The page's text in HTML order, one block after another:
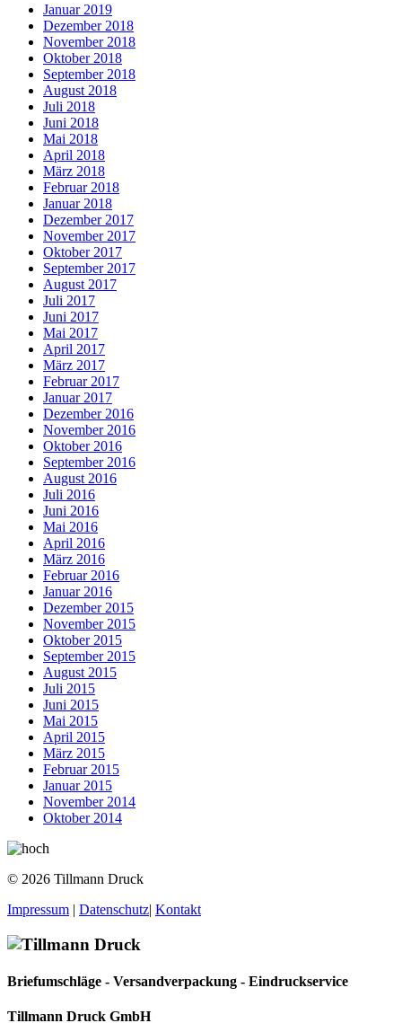
Januar 2019
Dezember 2018
November 2018
Oktober 2018
September 2018
August 2018
Juli 2018
Juni 2018
Mai 2018
April 2018
März 2018
Februar 2018
Januar 2018
Dezember 2017
November 2017
Oktober 2017
September 2017
August 2017
Juli 2017
Juni 2017
Mai 2017
April 2017
März 2017
Februar 2017
Januar 2017
Dezember 2016
November 2016
Oktober 2016
September 2016
August 2016
Juli 2016
Juni 2016
Mai 2016
April 2016
März 2016
Februar 2016
Januar 2016
Dezember 2015
November 2015
Oktober 2015
September 2015
August 2015
Juli 2015
Juni 2015
Mai 2015
April 2015
März 2015
Februar 2015
Januar 2015
November 2014
Oktober 2014
© 2026 Tillmann Druck
Impressum | Datenschutz| Kontakt
Briefumschläge - Versandverpackung - Eindruckservice
Tillmann Druck GmbH